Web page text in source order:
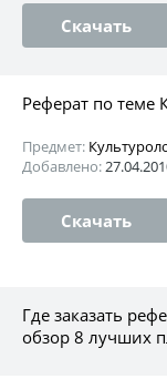
Скачать
Реферат по теме
Предмет:
Добавлено:
Скачать
Где заказать
обзор 8 лучших